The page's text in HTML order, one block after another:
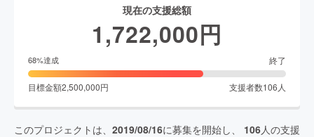
現在の支援総額
1,722,000円
68%達成 終了
目標金額2,500,000円 支援者数106 人
このプロジェクトは、 2019/08/16に募集を開始し、 106人の支援